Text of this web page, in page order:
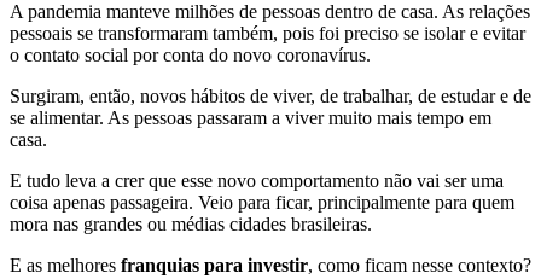
A pandemia manteve milhões de pessoas dentro de casa. As relações
pessoais se transformaram também, pois foi preciso se isolar e evitar
o contato social por conta do novo coronavírus.
Surgiram, então, novos hábitos de viver, de trabalhar, de estudar e de
se alimentar. As pessoas passaram a viver muito mais tempo em
casa.
E tudo leva a crer que esse novo comportamento não vai ser uma
coisa apenas passageira. Veio para ficar, principalmente para quem
mora nas grandes ou médias cidades brasileiras.
E as melhores franquias para investir, como ficam nesse contexto?